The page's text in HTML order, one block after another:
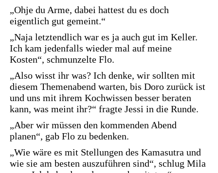
„Ohje du Arme, dabei hattest du es doch
eigentlich gut gemeint.“
„Naja letztendlich war es ja auch gut im Keller.
Ich kam jedenfalls wieder mal auf meine
Kosten“, schmunzelte Flo.
„Also wisst ihr was? Ich denke, wir sollten mit
diesem Themenabend warten, bis Doro zurück ist
und uns mit ihrem Kochwissen besser beraten
kann, was meint ihr?“ fragte Jessi in die Runde.
„Aber wir müssen den kommenden Abend
planen“, gab Flo zu bedenken.
„Wie wäre es mit Stellungen des Kamasutra und
wie sie am besten auszuführen sind“, schlug Mila